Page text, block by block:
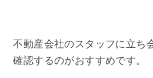
不動産会社のスタッフに立ち
確認するのがおすすめです。